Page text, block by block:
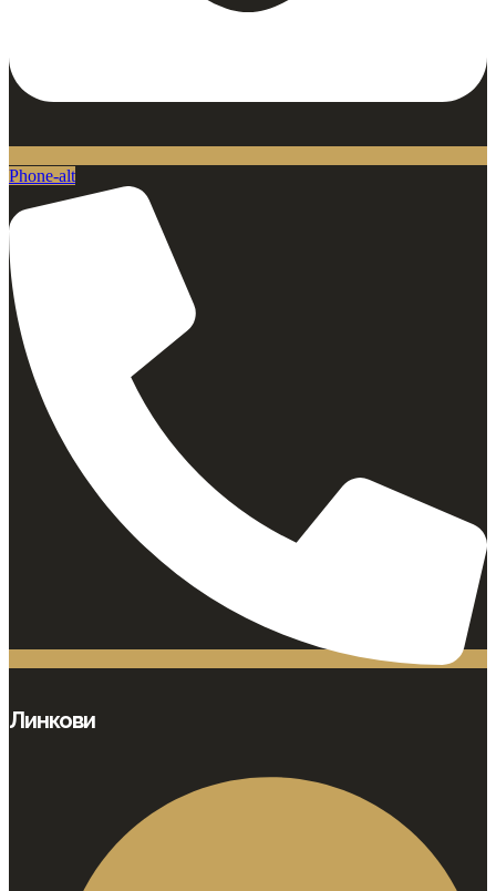
Phone-alt
Линкови